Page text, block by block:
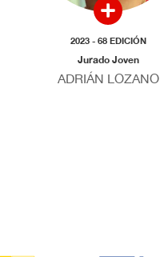
2023 - 68 EDICIÓN
Jurado Joven
ADRIÁN LOZANO